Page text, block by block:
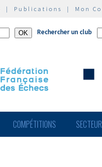
| Publications | Mon
Rechercher un club
COMPÉTITIONS